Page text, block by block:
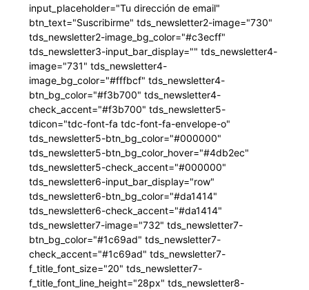
input_placeholder="Tu dirección de email"
btn_text="Suscribirme" tds_newsletter2-image="730"
tds_newsletter2-image_bg_color="#c3ecff"
tds_newsletter3-input_bar_display="" tds_newsletter4-
image="731" tds_newsletter4-
image_bg_color="#fffbcf" tds_newsletter4-
btn_bg_color="#f3b700" tds_newsletter4-
check_accent="#f3b700" tds_newsletter5-
tdicon="tdc-font-fa tdc-font-fa-envelope-o"
tds_newsletter5-btn_bg_color="#000000"
tds_newsletter5-btn_bg_color_hover="#4db2ec"
tds_newsletter5-check_accent="#000000"
tds_newsletter6-input_bar_display="row"
tds_newsletter6-btn_bg_color="#da1414"
tds_newsletter6-check_accent="#da1414"
tds_newsletter7-image="732" tds_newsletter7-
btn_bg_color="#1c69ad" tds_newsletter7-
check_accent="#1c69ad" tds_newsletter7-
f_title_font_size="20" tds_newsletter7-
f_title_font_line_height="28px" tds_newsletter8-